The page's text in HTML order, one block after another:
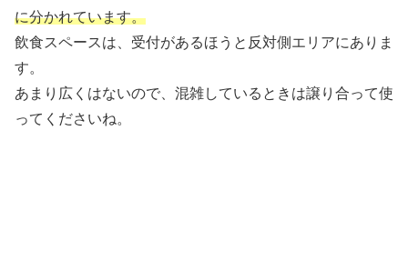
に分かれています。
飲食スペースは、受付があるほうと反対側エリアにありま
す。
あまり広くはないので、混雑しているときは譲り合って使
ってくださいね。